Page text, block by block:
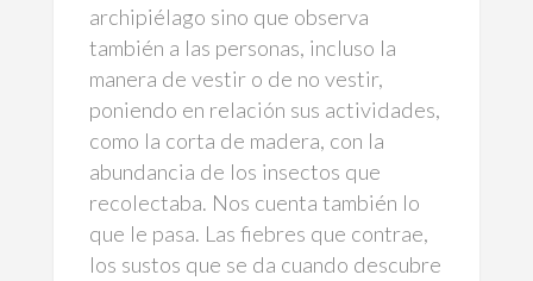
archipiélago sino que observa
también a las personas, incluso la
manera de vestir o de no vestir,
poniendo en relación sus actividades,
como la corta de madera, con la
abundancia de los insectos que
recolectaba. Nos cuenta también lo
que le pasa. Las fiebres que contrae,
los sustos que se da cuando descubre